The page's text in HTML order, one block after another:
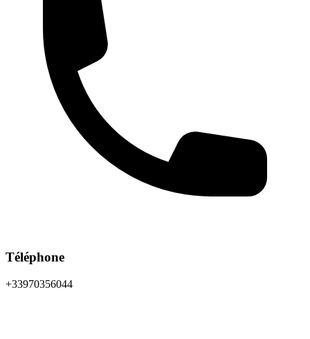
Téléphone
+33970356044